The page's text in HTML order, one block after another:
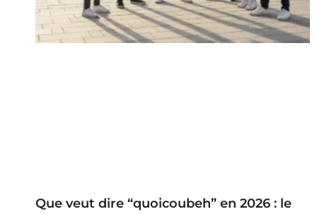
Que veut dire “quoicoubeh” en 2026 : le